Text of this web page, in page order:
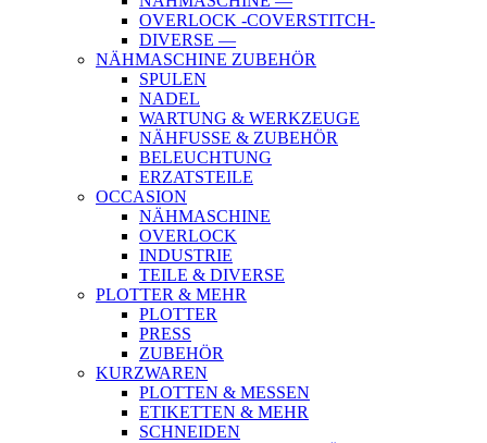
OVERLOCK -COVERSTITCH-
DIVERSE —
NÄHMASCHINE ZUBEHÖR
SPULEN
NADEL
WARTUNG & WERKZEUGE
NÄHFUSSE & ZUBEHÖR
BELEUCHTUNG
ERZATSTEILE
OCCASION
NÄHMASCHINE
OVERLOCK
INDUSTRIE
TEILE & DIVERSE
PLOTTER & MEHR
PLOTTER
PRESS
ZUBEHÖR
KURZWAREN
PLOTTEN & MESSEN
ETIKETTEN & MEHR
SCHNEIDEN